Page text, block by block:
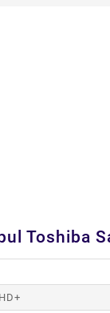
Toshiba